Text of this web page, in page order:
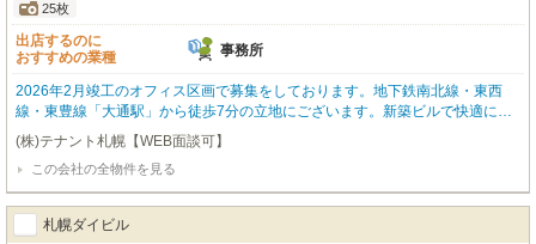
25枚
出店するのに
おすすめの業種
事務所
2026年2月竣工のオフィス区画で募集をしております。地下鉄南北線・東西
線・東豊線「大通駅」から徒歩7分の立地にございます。新築ビルで快適にお
仕事はいかがでしょうか。最小21坪からのご契約も可能でございます。お問い
合わせお待ちしております。 ※オーナー様ご意向によりネット非掲載テナント
も数多く取り扱っております。お気軽にお問い合わせくださいませ。
(株)テナント札幌【WEB面談可】
この会社の全物件を見る
札幌ダイビル